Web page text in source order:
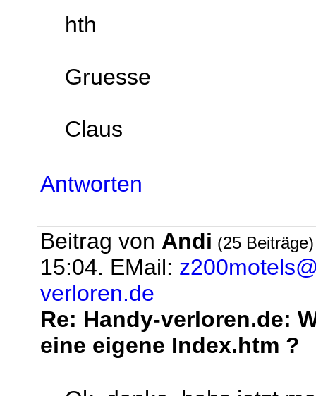
hth
Gruesse
Claus
Antworten
Beitrag von Andi (25
15:04. EMail:
verloren.de
Re: Handy-verloren.de:
eine eigene Index.htm ?